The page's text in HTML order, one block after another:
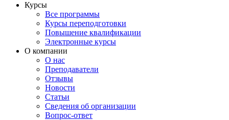
Курсы
Все программы
Курсы переподготовки
Повышение квалификации
Электронные курсы
О компании
О нас
Преподаватели
Отзывы
Новости
Статьи
Сведения об организации
Вопрос-ответ